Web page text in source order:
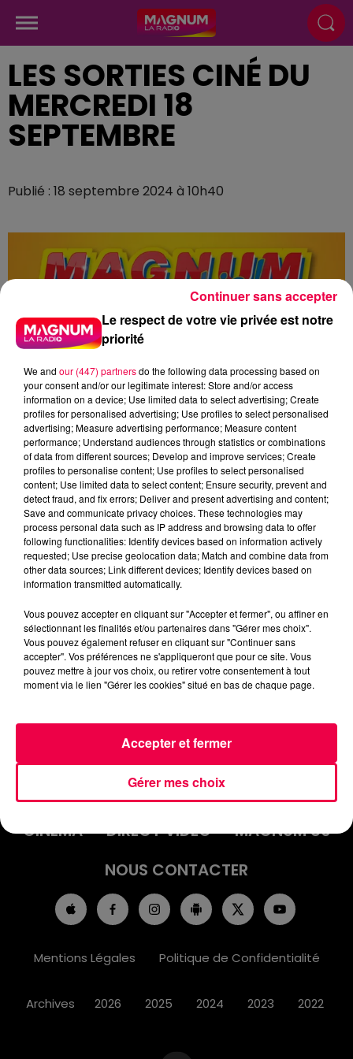
LES SORTIES CINÉ DU
MERCREDI 18
SEPTEMBRE
Publié : 18 septembre 2024 à 10h40
podcasts/2024/09/SOIRTIES-CINE-18092024.mp3
INFOS
EMISSIONS
JEUX
PODCASTS
CINÉMA
DIRECT VIDÉO
MAGNUM 80
NOUS CONTACTER
Mentions Légales Politique de Confidentialité
Archives 2026 2025 2024 2023 2022
Le respect de votre vie privée est notre
priorité
We and our (447) partnersdo the following data processing based on
your consent and/or our legitimate interest: Store and/or access
information on a device; Use limited data to select advertising; Create
profiles for personalised advertising; Use profiles to select personalised
advertising; Measure advertising performance; Measure content
performance; Understand audiences through statistics or combinations
of data from different sources; Develop and improve services; Create
profiles to personalise content; Use profiles to select personalised
content; Use limited data to select content; Ensure security, prevent and
detect fraud, and fix errors; Deliver and present advertising and content;
Save and communicate privacy choices. These technologies may
process personal data such as IP address and browsing data to offer
following functionalities: Identify devices based on information actively
requested; Use precise geolocation data; Match and combine data from
other data sources; Link different devices; Identify devices based on
information transmitted automatically.
Vous pouvez accepter en cliquant sur "Accepter et fermer", ou affiner en
sélectionnant les finalités et/ou partenaires dans "Gérer mes choix".
Vous pouvez également refuser en cliquant sur "Continuer sans
accepter". Vos préférences ne s'appliqueront que pour ce site. Vous
pouvez mettre à jour vos choix, ou retirer votre consentement à tout
moment via le lien "Gérer les cookies" situé en bas de chaque page.
Gérer mes choix
Accepter et fermer
Continuer sans accepter